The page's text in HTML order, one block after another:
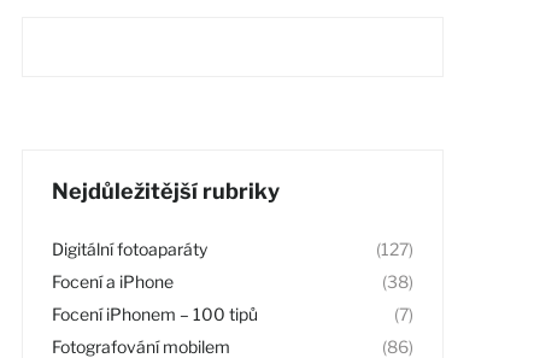
Nejdůležitější rubriky
Digitální fotoaparáty
(127)
Focení a iPhone
(38)
Focení iPhonem – 100 tipů
(7)
Fotografování mobilem
(86)